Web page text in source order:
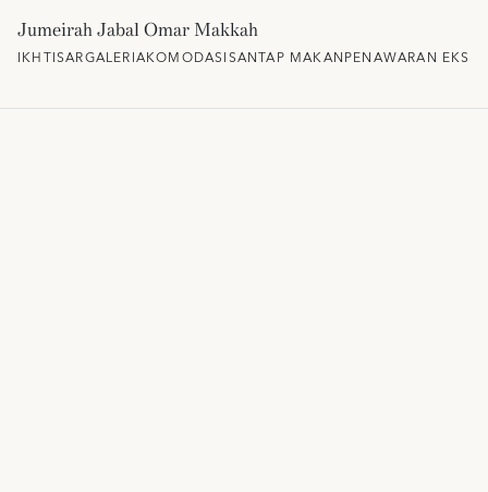
Jumeirah Jabal Omar Makkah
IKHTISARGALERIAKOMODASISANTAP MAKANPENAWARAN